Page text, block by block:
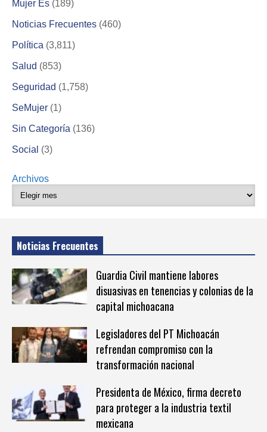
Mujer Es (189)
Noticias Frecuentes (460)
Política (3,811)
Salud (853)
Seguridad (1,758)
SeMujer (1)
Sin Categoría (136)
Social (3)
Archivos
Noticias Frecuentes
Guardia Civil mantiene labores
disuasivas en tenencias y colonias de la
capital michoacana
Legisladores del PT Michoacán
refrendan compromiso con la
transformación nacional
Presidenta de México, firma decreto
para proteger a la industria textil
mexicana